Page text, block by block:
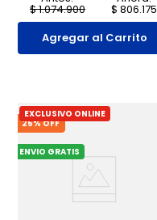
$1.074.900 $ 806.175
Agregar al Carrito
25% OFF
ENVIO GRATIS
EXCLUSIVO ONLINE